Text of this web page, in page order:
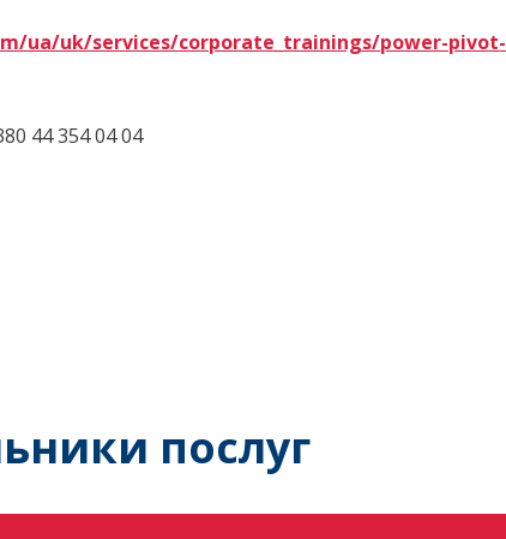
ua/uk/services/corporate_trainings/power-pivot-
44 354 04 04
послуг